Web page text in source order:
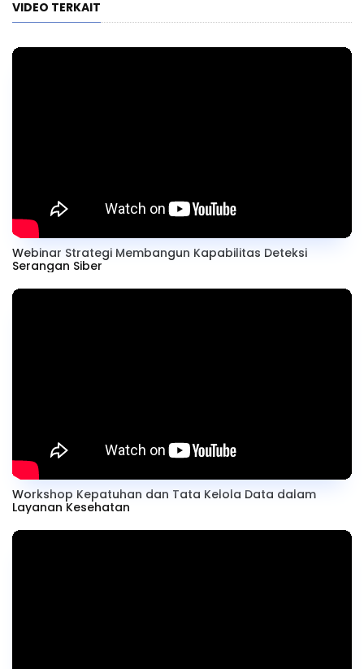
VIDEO TERKAIT
Webinar Strategi Membangun Kapabilitas Deteksi
Serangan Siber
Workshop Kepatuhan dan Tata Kelola Data dalam
Layanan Kesehatan